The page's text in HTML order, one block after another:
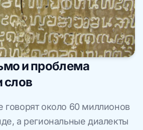
и проблема
слов
говорят около 60 миллионов
а региональные диалекты